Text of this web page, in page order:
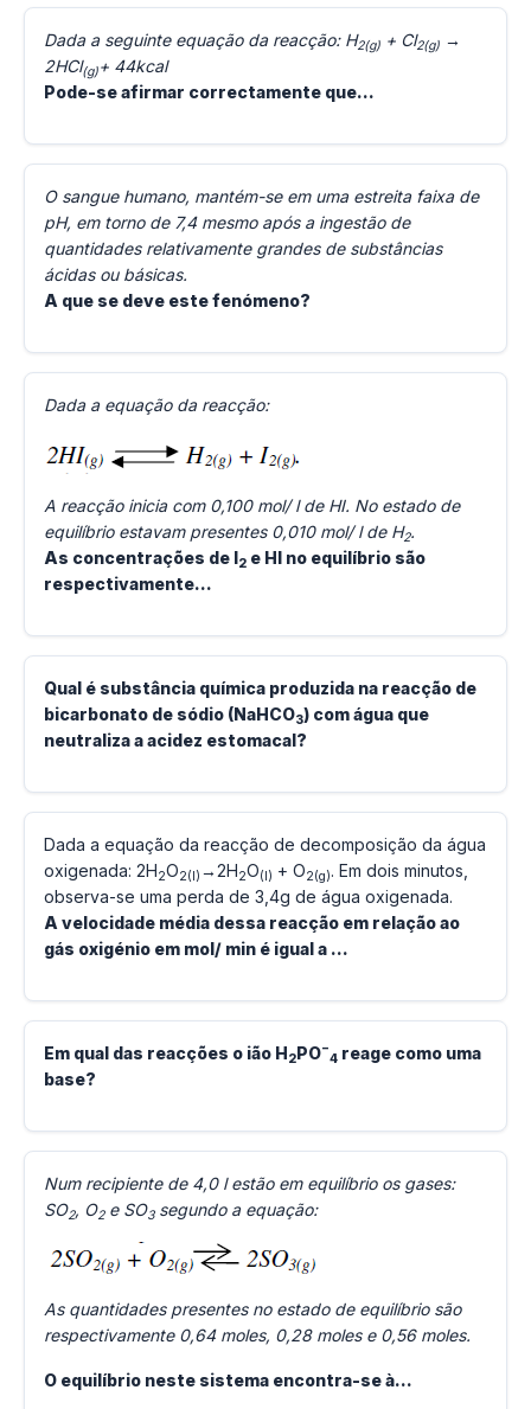
Dada a seguinte equação da reacção: H2(g) + Cl2(g) →
2HCl(g)+ 44kcal
Pode-se afirmar correctamente que…
O sangue humano, mantém-se em uma estreita faixa de
pH, em torno de 7,4 mesmo após a ingestão de
quantidades relativamente grandes de substâncias
ácidas ou básicas.
A que se deve este fenómeno?
Dada a equação da reacção:
A reacção inicia com 0,100 mol/ l de HI. No estado de
equilíbrio estavam presentes 0,010 mol/ l de H2.
As concentrações de I2 e HI no equilíbrio são
respectivamente…
Qual é substância química produzida na reacção de
bicarbonato de sódio (NaHCO3) com água que
neutraliza a acidez estomacal?
Dada a equação da reacção de decomposição da água
oxigenada: 2H2O2(l) →2H2O(l) + O2(g). Em dois minutos,
observa-se uma perda de 3,4g de água oxigenada.
A velocidade média dessa reacção em relação ao
gás oxigénio em mol/ min é igual a …
Em qual das reacções o ião H2PO−
4 reage como uma
base?
Num recipiente de 4,0 l estão em equilíbrio os gases:
SO2, O2e SO3segundo a equação:
As quantidades presentes no estado de equilíbrio são
respectivamente 0,64 moles, 0,28 moles e 0,56 moles.
O equilíbrio neste sistema encontra-se à…